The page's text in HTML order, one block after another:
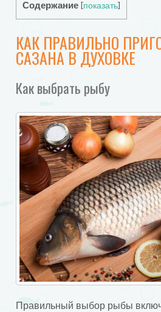
Содержание показать]
КАК ПРАВИЛЬНО
САЗАНА В ДУХОВКЕ
Как выбрать рыбу
Правильный выбор рыбы